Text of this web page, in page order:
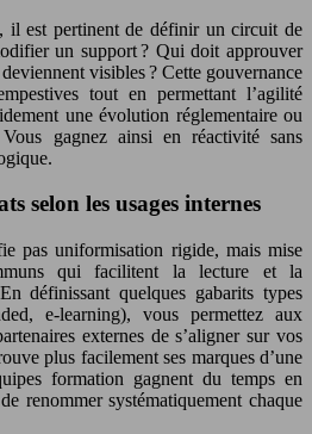
il est pertinent de définir un circuit de
un support ? Qui doit approuver
visibles ? Cette gouvernance
tout en permettant l’agilité
une évolution réglementaire ou
gagnez ainsi en réactivité sans
selon les usages internes
pas uniformisation rigide, mais mise
qui facilitent la lecture et la
définissant quelques gabarits types
e-learning), vous permettez aux
externes de s’aligner sur vos
plus facilement ses marques d’une
formation gagnent du temps en
renommer systématiquement chaque